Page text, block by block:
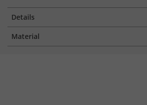
Details
Material